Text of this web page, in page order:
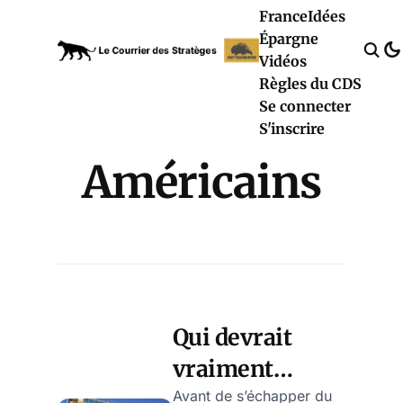
FranceIdées
Épargne
Vidéos
Règles du CDS
Se connecter
S'inscrire
Américains
Qui devrait
vraiment
Avant de s’échapper du